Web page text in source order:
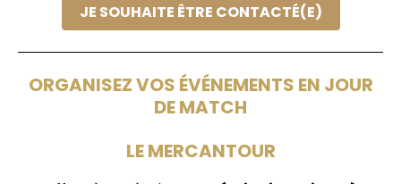
JE SOUHAITE ÊTRE CONTACTÉ(E)
ORGANISEZ VOS ÉVÉNEMENTS EN JOUR
DE MATCH
LE MERCANTOUR